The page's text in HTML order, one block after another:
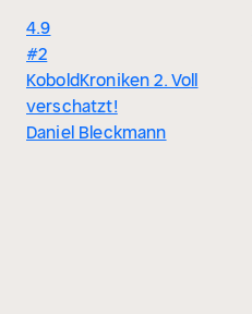
4.9
#2
KoboldKroniken 2. Voll
verschatzt!
Daniel Bleckmann